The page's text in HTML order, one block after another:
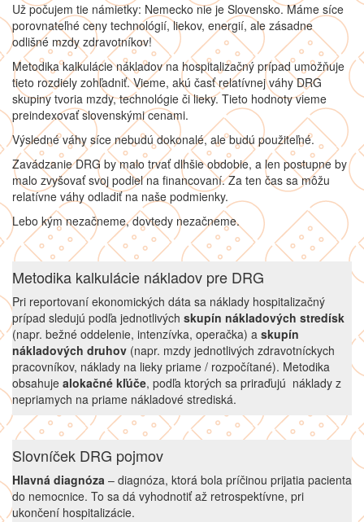
Už počujem tie námietky: Nemecko nie je Slovensko. Máme síce
porovnateľné ceny technológií, liekov, energií, ale zásadne
odlišné mzdy zdravotníkov!
Metodika kalkulácie nákladov na hospitalizačný prípad umožňuje
tieto rozdiely zohľadniť. Vieme, akú časť relatívnej váhy DRG
skupiny tvoria mzdy, technológie či lieky. Tieto hodnoty vieme
preindexovať slovenskými cenami.
Výsledné váhy síce nebudú dokonalé, ale budú použiteľné.
Zavádzanie DRG by malo trvať dlhšie obdobie, a len postupne by
malo zvyšovať svoj podiel na financovaní. Za ten čas sa môžu
relatívne váhy odladiť na naše podmienky.
Lebo kým nezačneme, dovtedy nezačneme.
Metodika kalkulácie nákladov pre DRG
Pri reportovaní ekonomických dáta sa náklady hospitalizačný
prípad sledujú podľa jednotlivých skupín nákladových stredísk
(napr. bežné oddelenie, intenzívka, operačka) a skupín
nákladových druhov (napr. mzdy jednotlivých zdravotníckych
pracovníkov, náklady na lieky priame / rozpočítané). Metodika
obsahuje alokačné kľúče, podľa ktorých sa priraďujú náklady z
nepriamych na priame nákladové strediská.
Slovníček DRG pojmov
Hlavná diagnóza – diagnóza, ktorá bola príčinou prijatia pacienta
do nemocnice. To sa dá vyhodnotiť až retrospektívne, pri
ukončení hospitalizácie.